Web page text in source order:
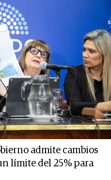
admite cambios
límite del 25% para